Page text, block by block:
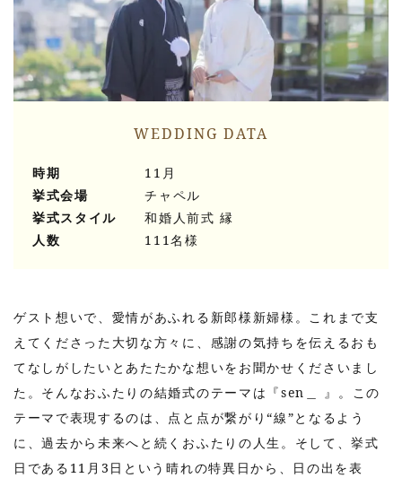
WEDDING DATA
時期
11月
挙式会場
チャペル
挙式スタイル
和婚人前式 縁
人数
111名様
ゲスト想いで、愛情があふれる新郎様新婦様。これまで支
えてくださった大切な方々に、感謝の気持ちを伝えるおも
てなしがしたいとあたたかな想いをお聞かせくださいまし
た。そんなおふたりの結婚式のテーマは『sen＿ 』。この
テーマで表現するのは、点と点が繋がり“線”となるよう
に、過去から未来へと続くおふたりの人生。そして、挙式
日である11月3日という晴れの特異日から、日の出を表